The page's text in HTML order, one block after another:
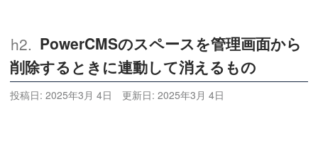
PowerCMSのスペースを管理画面から
削除するときに連動して消えるもの
投稿日: 2025年3月 4日 更新日: 2025年3月 4日